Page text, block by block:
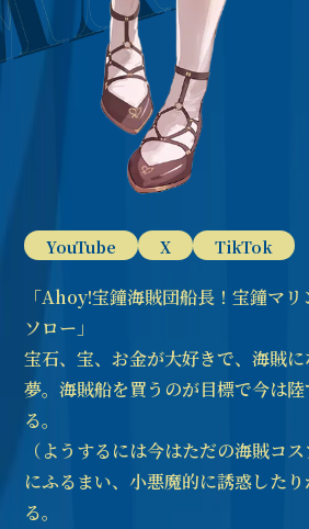
YouTube X TikTok
「Ahoy!宝鐘海賊団船長！宝鐘マ
ソロー」
宝石、宝、お金が大好きで、海賊
夢。海賊船を買うのが目標で今は
る。
（ようするには今はただの海賊コ
にふるまい、小悪魔的に誘惑した
る。